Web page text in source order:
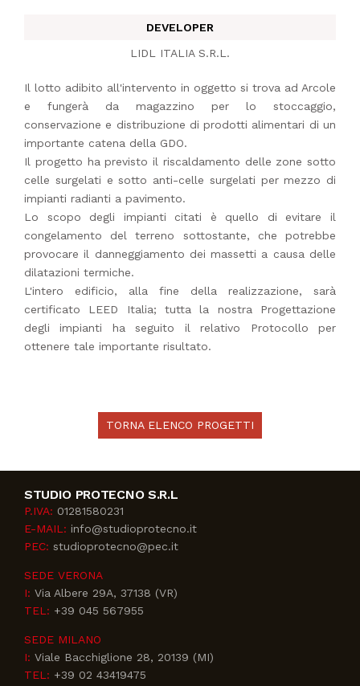
DEVELOPER
LIDL ITALIA S.R.L.
Il lotto adibito all'intervento in oggetto si trova ad Arcole
e fungerà da magazzino per lo stoccaggio,
conservazione e distribuzione di prodotti alimentari di un
importante catena della GDO.
Il progetto ha previsto il riscaldamento delle zone sotto
celle surgelati e sotto anti-celle surgelati per mezzo di
impianti radianti a pavimento.
Lo scopo degli impianti citati è quello di evitare il
congelamento del terreno sottostante, che potrebbe
provocare il danneggiamento dei massetti a causa delle
dilatazioni termiche.
L'intero edificio, alla fine della realizzazione, sarà
certificato LEED Italia; tutta la nostra Progettazione
degli impianti ha seguito il relativo Protocollo per
ottenere tale importante risultato.
TORNA ELENCO PROGETTI
STUDIO PROTECNO S.R.L
P.IVA: 01281580231
E-MAIL: info@studioprotecno.it
PEC: studioprotecno@pec.it
SEDE VERONA
I: Via Albere 29A, 37138 (VR)
TEL: +39 045 567955
SEDE MILANO
I: Viale Bacchiglione 28, 20139 (MI)
TEL: +39 02 43419475